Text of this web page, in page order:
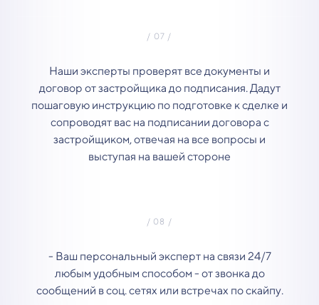
Наши эксперты проверят все документы и
договор от застройщика до подписания. Дадут
пошаговую инструкцию по подготовке к сделке и
сопроводят вас на подписании договора с
застройщиком, отвечая на все вопросы и
выступая на вашей стороне
- Ваш персональный эксперт на связи 24/7
любым удобным способом - от звонка до
сообщений в соц. сетях или встречах по скайпу.